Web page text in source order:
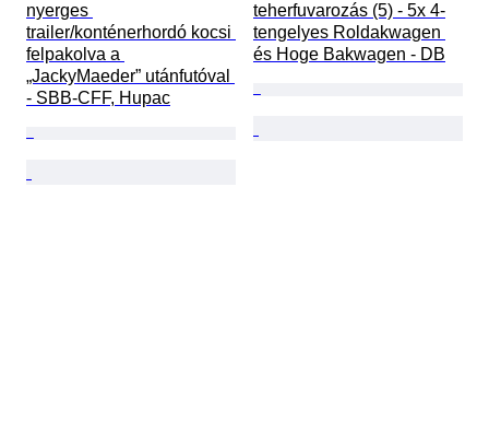
nyerges
trailer/konténerhordó kocsi
felpakolva a
„JackyMaeder” utánfutóval
- SBB-CFF, Hupac
teherfuvarozás (5) - 5x 4-
tengelyes Roldakwagen
és Hoge Bakwagen - DB